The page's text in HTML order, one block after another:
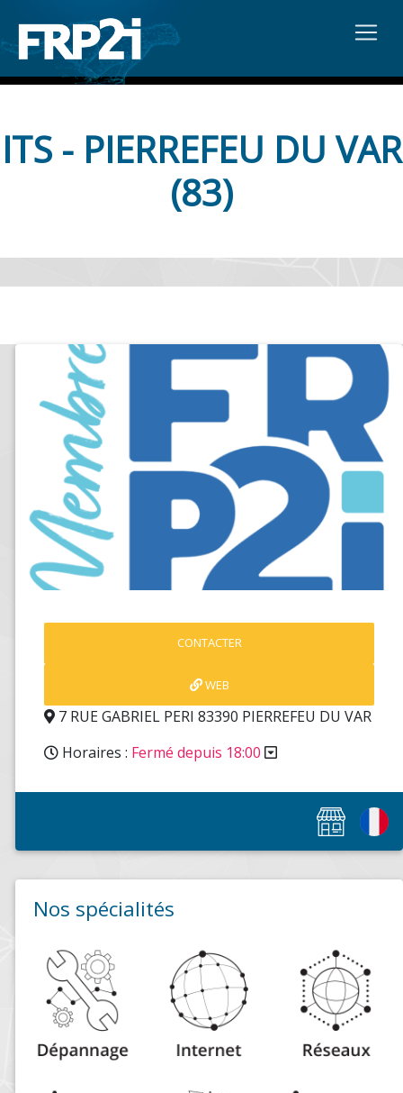
ITS - PIERREFEU DU VAR
(83)
CONTACTER
WEB
7 RUE GABRIEL PERI 83390 PIERREFEU DU VAR
Horaires : Fermé depuis 18:00
Nos spécialités